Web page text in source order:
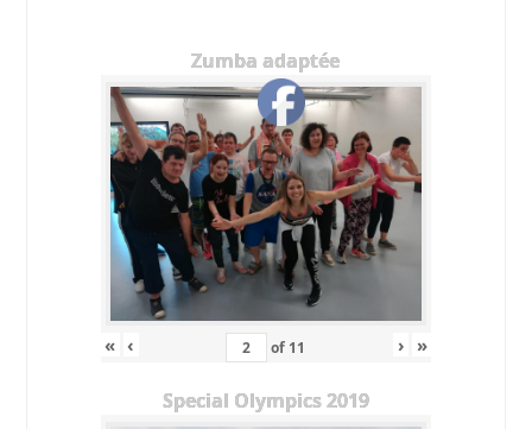
Zumba adaptée
« ‹ of 11 › »
Special Olympics 2019